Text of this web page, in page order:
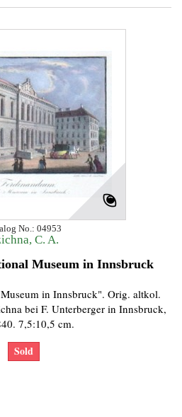
No.: 04953
C. A.
Museum in Innsbruck
in Innsbruck". Orig. altkol.
bei F. Unterberger in Innsbruck,
7,5:10,5 cm.
Sold